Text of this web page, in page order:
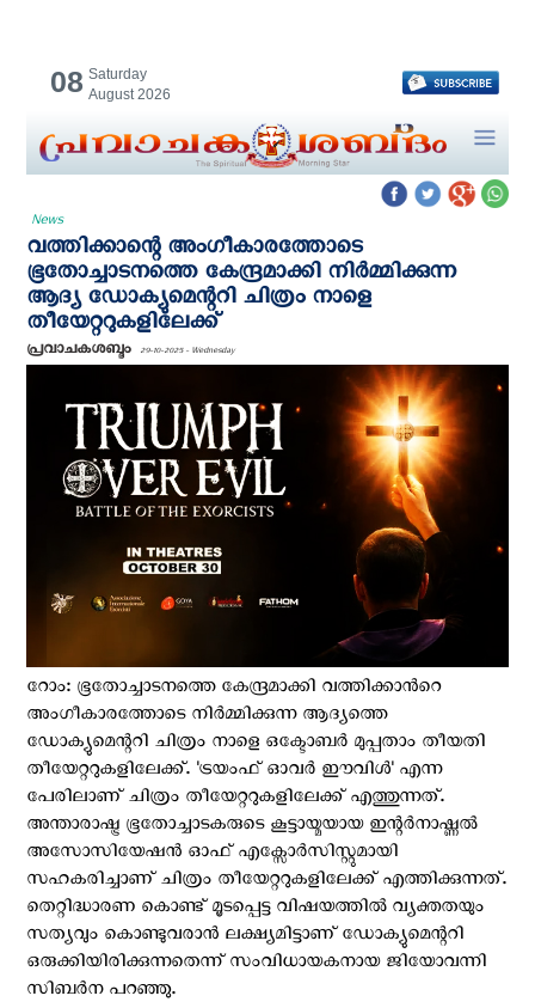
08 Saturday
August 2026
News
വത്തിക്കാന്റെ അംഗീകാരത്തോടെ
ഭൂതോച്ചാടനത്തെ കേന്ദ്രമാക്കി നിര്‍മ്മിക്കുന്ന
ആദ്യ ഡോക്യുമെന്ററി ചിത്രം നാളെ
തീയേറ്ററുകളിലേക്ക്
പ്രവാചകശബ്ദം 29-10-2025 - Wednesday
റോം: ഭൂതോച്ചാടനത്തെ കേന്ദ്രമാക്കി വത്തിക്കാന്‍റെ
അംഗീകാരത്തോടെ നിര്‍മ്മിക്കുന്ന ആദ്യത്തെ
ഡോക്യുമെന്ററി ചിത്രം നാളെ ഒക്ടോബര്‍ മുപ്പതാം തീയതി
തീയേറ്ററുകളിലേക്ക്. 'ട്രയംഫ് ഓവർ ഈവിൾ' എന്ന
പേരിലാണ് ചിത്രം തീയേറ്ററുകളിലേക്ക് എത്തുന്നത്.
അന്താരാഷ്ട്ര ഭൂതോച്ചാടകരുടെ കൂട്ടായ്മയായ ഇന്റർനാഷ്ണൽ
അസോസിയേഷൻ ഓഫ് എക്സോർസിസ്റ്റുമായി
സഹകരിച്ചാണ് ചിത്രം തീയേറ്ററുകളിലേക്ക് എത്തിക്കുന്നത്.
തെറ്റിദ്ധാരണ കൊണ്ട് മൂടപ്പെട്ട വിഷയത്തിൽ വ്യക്തതയും
സത്യവും കൊണ്ടുവരാൻ ലക്ഷ്യമിട്ടാണ് ഡോക്യുമെന്ററി
ഒരുക്കിയിരിക്കുന്നതെന്ന് സംവിധായകനായ ജിയോവന്നി
സിബർന പറഞ്ഞു.